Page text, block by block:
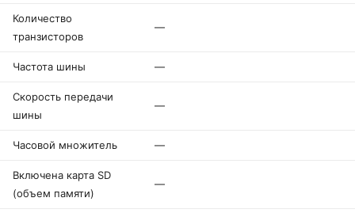
Количество
транзисторов
—
Частота шины —
Скорость передачи
шины
—
Часовой множитель —
Включена карта SD
(объем памяти)
—